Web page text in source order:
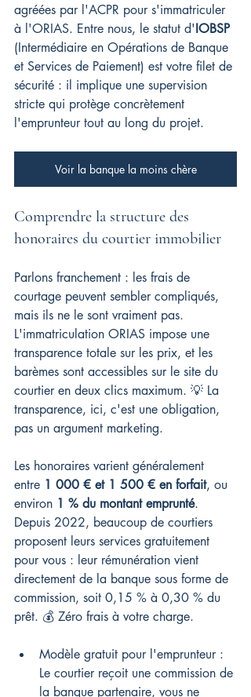
agréées par l'ACPR pour s'immatriculer
à l'ORIAS. Entre nous, le statut d'IOBSP
(Intermédiaire en Opérations de Banque
et Services de Paiement) est votre filet de
sécurité : il implique une supervision
stricte qui protège concrètement
l'emprunteur tout au long du projet.
Voir la banque la moins chère
Comprendre la structure des
honoraires du courtier immobilier
Parlons franchement : les frais de
courtage peuvent sembler compliqués,
mais ils ne le sont vraiment pas.
L'immatriculation ORIAS impose une
transparence totale sur les prix, et les
barèmes sont accessibles sur le site du
courtier en deux clics maximum. 💡 La
transparence, ici, c'est une obligation,
pas un argument marketing.
Les honoraires varient généralement
entre 1 000 € et 1 500 € en forfait, ou
environ 1 % du montant emprunté.
Depuis 2022, beaucoup de courtiers
proposent leurs services gratuitement
pour vous : leur rémunération vient
directement de la banque sous forme de
commission, soit 0,15 % à 0,30 % du
prêt. 💰 Zéro frais à votre charge.
Modèle gratuit pour l'emprunteur :
Le courtier reçoit une commission de
la banque partenaire, vous ne